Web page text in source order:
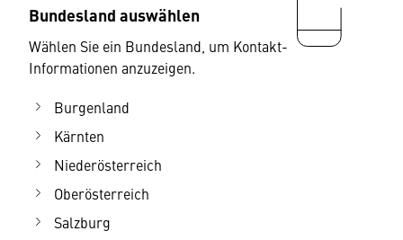
Bundesland auswählen
Wählen Sie ein Bundesland, um Kontakt-
Informationen anzuzeigen.
Burgenland
Kärnten
Niederösterreich
Oberösterreich
Salzburg